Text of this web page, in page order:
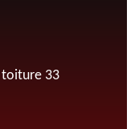
toiture 33